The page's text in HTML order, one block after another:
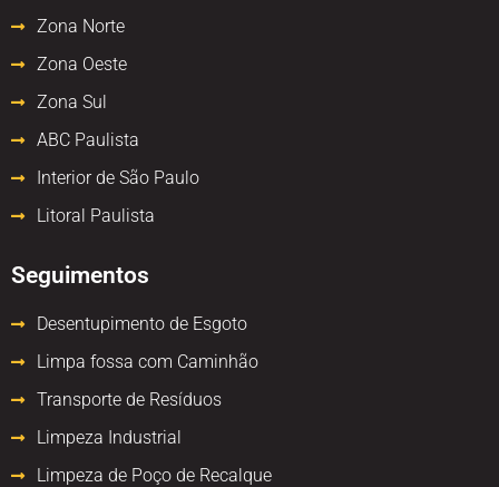
Zona Norte
Zona Oeste
Zona Sul
ABC Paulista
Interior de São Paulo
Litoral Paulista
Seguimentos
Desentupimento de Esgoto
Limpa fossa com Caminhão
Transporte de Resíduos
Limpeza Industrial
Limpeza de Poço de Recalque